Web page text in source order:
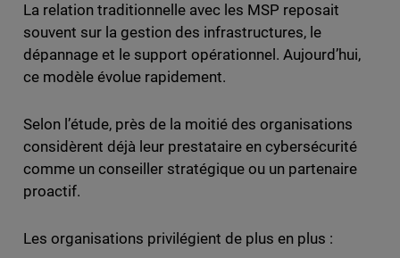
La relation traditionnelle avec les MSP reposait
souvent sur la gestion des infrastructures, le
dépannage et le support opérationnel. Aujourd’hui,
ce modèle évolue rapidement.
Selon l’étude, près de la moitié des organisations
considèrent déjà leur prestataire en cybersécurité
comme un conseiller stratégique ou un partenaire
proactif.
Les organisations privilégient de plus en plus :